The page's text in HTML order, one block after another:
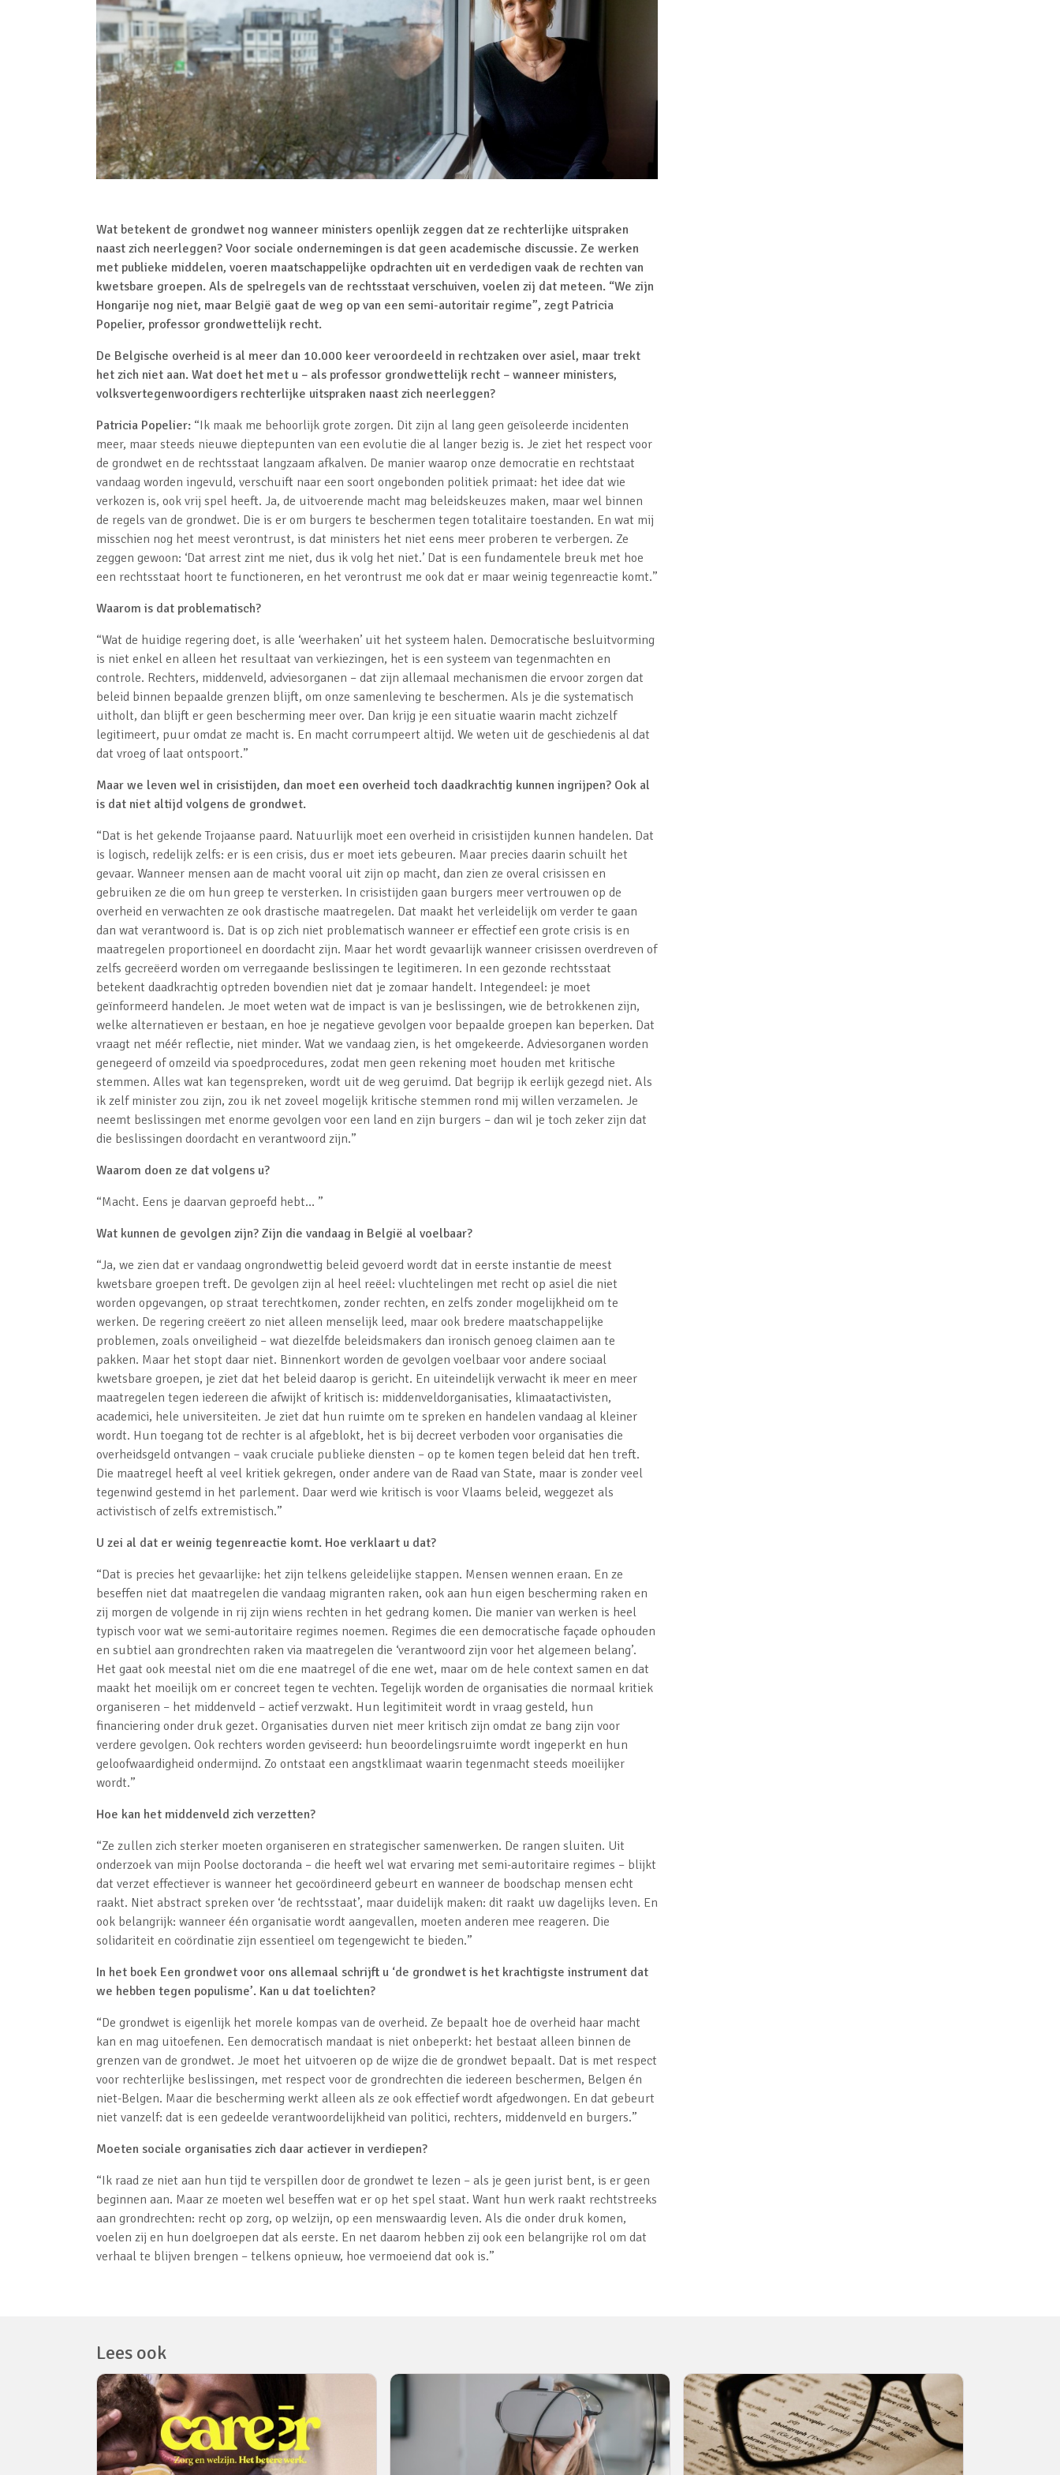
Wat betekent de grondwet nog wanneer ministers openlijk zeggen dat ze rechterlijke uitspraken
naast zich neerleggen? Voor sociale ondernemingen is dat geen academische discussie. Ze werken
met publieke middelen, voeren maatschappelijke opdrachten uit en verdedigen vaak de rechten van
kwetsbare groepen. Als de spelregels van de rechtsstaat verschuiven, voelen zij dat meteen. “We zijn
Hongarije nog niet, maar België gaat de weg op van een semi-autoritair regime”, zegt Patricia
Popelier, professor grondwettelijk recht.
De Belgische overheid is al meer dan 10.000 keer veroordeeld in rechtzaken over asiel, maar trekt
het zich niet aan. Wat doet het met u – als professor grondwettelijk recht – wanneer ministers,
volksvertegenwoordigers rechterlijke uitspraken naast zich neerleggen?
Patricia Popelier: “Ik maak me behoorlijk grote zorgen. Dit zijn al lang geen geïsoleerde incidenten
meer, maar steeds nieuwe dieptepunten van een evolutie die al langer bezig is. Je ziet het respect voor
de grondwet en de rechtsstaat langzaam afkalven. De manier waarop onze democratie en rechtstaat
vandaag worden ingevuld, verschuift naar een soort ongebonden politiek primaat: het idee dat wie
verkozen is, ook vrij spel heeft. Ja, de uitvoerende macht mag beleidskeuzes maken, maar wel binnen
de regels van de grondwet. Die is er om burgers te beschermen tegen totalitaire toestanden. En wat mij
misschien nog het meest verontrust, is dat ministers het niet eens meer proberen te verbergen. Ze
zeggen gewoon: ‘Dat arrest zint me niet, dus ik volg het niet.’ Dat is een fundamentele breuk met hoe
een rechtsstaat hoort te functioneren, en het verontrust me ook dat er maar weinig tegenreactie komt.”
Waarom is dat problematisch?
“Wat de huidige regering doet, is alle ‘weerhaken’ uit het systeem halen. Democratische besluitvorming
is niet enkel en alleen het resultaat van verkiezingen, het is een systeem van tegenmachten en
controle. Rechters, middenveld, adviesorganen – dat zijn allemaal mechanismen die ervoor zorgen dat
beleid binnen bepaalde grenzen blijft, om onze samenleving te beschermen. Als je die systematisch
uitholt, dan blijft er geen bescherming meer over. Dan krijg je een situatie waarin macht zichzelf
legitimeert, puur omdat ze macht is. En macht corrumpeert altijd. We weten uit de geschiedenis al dat
dat vroeg of laat ontspoort.”
Maar we leven wel in crisistijden, dan moet een overheid toch daadkrachtig kunnen ingrijpen? Ook al
is dat niet altijd volgens de grondwet.
“Dat is het gekende Trojaanse paard. Natuurlijk moet een overheid in crisistijden kunnen handelen. Dat
is logisch, redelijk zelfs: er is een crisis, dus er moet iets gebeuren. Maar precies daarin schuilt het
gevaar. Wanneer mensen aan de macht vooral uit zijn op macht, dan zien ze overal crisissen en
gebruiken ze die om hun greep te versterken. In crisistijden gaan burgers meer vertrouwen op de
overheid en verwachten ze ook drastische maatregelen. Dat maakt het verleidelijk om verder te gaan
dan wat verantwoord is. Dat is op zich niet problematisch wanneer er effectief een grote crisis is en
maatregelen proportioneel en doordacht zijn. Maar het wordt gevaarlijk wanneer crisissen overdreven of
zelfs gecreëerd worden om verregaande beslissingen te legitimeren. In een gezonde rechtsstaat
betekent daadkrachtig optreden bovendien niet dat je zomaar handelt. Integendeel: je moet
geïnformeerd handelen. Je moet weten wat de impact is van je beslissingen, wie de betrokkenen zijn,
welke alternatieven er bestaan, en hoe je negatieve gevolgen voor bepaalde groepen kan beperken. Dat
vraagt net méér reflectie, niet minder. Wat we vandaag zien, is het omgekeerde. Adviesorganen worden
genegeerd of omzeild via spoedprocedures, zodat men geen rekening moet houden met kritische
stemmen. Alles wat kan tegenspreken, wordt uit de weg geruimd. Dat begrijp ik eerlijk gezegd niet. Als
ik zelf minister zou zijn, zou ik net zoveel mogelijk kritische stemmen rond mij willen verzamelen. Je
neemt beslissingen met enorme gevolgen voor een land en zijn burgers – dan wil je toch zeker zijn dat
die beslissingen doordacht en verantwoord zijn.”
Waarom doen ze dat volgens u?
“Macht. Eens je daarvan geproefd hebt… ”
Wat kunnen de gevolgen zijn? Zijn die vandaag in België al voelbaar?
“Ja, we zien dat er vandaag ongrondwettig beleid gevoerd wordt dat in eerste instantie de meest
kwetsbare groepen treft. De gevolgen zijn al heel reëel: vluchtelingen met recht op asiel die niet
worden opgevangen, op straat terechtkomen, zonder rechten, en zelfs zonder mogelijkheid om te
werken. De regering creëert zo niet alleen menselijk leed, maar ook bredere maatschappelijke
problemen, zoals onveiligheid – wat diezelfde beleidsmakers dan ironisch genoeg claimen aan te
pakken. Maar het stopt daar niet. Binnenkort worden de gevolgen voelbaar voor andere sociaal
kwetsbare groepen, je ziet dat het beleid daarop is gericht. En uiteindelijk verwacht ik meer en meer
maatregelen tegen iedereen die afwijkt of kritisch is: middenveldorganisaties, klimaatactivisten,
academici, hele universiteiten. Je ziet dat hun ruimte om te spreken en handelen vandaag al kleiner
wordt. Hun toegang tot de rechter is al afgeblokt, het is bij decreet verboden voor organisaties die
overheidsgeld ontvangen – vaak cruciale publieke diensten – op te komen tegen beleid dat hen treft.
Die maatregel heeft al veel kritiek gekregen, onder andere van de Raad van State, maar is zonder veel
tegenwind gestemd in het parlement. Daar werd wie kritisch is voor Vlaams beleid, weggezet als
activistisch of zelfs extremistisch.”
U zei al dat er weinig tegenreactie komt. Hoe verklaart u dat?
“Dat is precies het gevaarlijke: het zijn telkens geleidelijke stappen. Mensen wennen eraan. En ze
beseffen niet dat maatregelen die vandaag migranten raken, ook aan hun eigen bescherming raken en
zij morgen de volgende in rij zijn wiens rechten in het gedrang komen. Die manier van werken is heel
typisch voor wat we semi-autoritaire regimes noemen. Regimes die een democratische façade ophouden
en subtiel aan grondrechten raken via maatregelen die ‘verantwoord zijn voor het algemeen belang’.
Het gaat ook meestal niet om die ene maatregel of die ene wet, maar om de hele context samen en dat
maakt het moeilijk om er concreet tegen te vechten. Tegelijk worden de organisaties die normaal kritiek
organiseren – het middenveld – actief verzwakt. Hun legitimiteit wordt in vraag gesteld, hun
financiering onder druk gezet. Organisaties durven niet meer kritisch zijn omdat ze bang zijn voor
verdere gevolgen. Ook rechters worden geviseerd: hun beoordelingsruimte wordt ingeperkt en hun
geloofwaardigheid ondermijnd. Zo ontstaat een angstklimaat waarin tegenmacht steeds moeilijker
wordt.”
Hoe kan het middenveld zich verzetten?
“Ze zullen zich sterker moeten organiseren en strategischer samenwerken. De rangen sluiten. Uit
onderzoek van mijn Poolse doctoranda – die heeft wel wat ervaring met semi-autoritaire regimes – blijkt
dat verzet effectiever is wanneer het gecoördineerd gebeurt en wanneer de boodschap mensen echt
raakt. Niet abstract spreken over ‘de rechtsstaat’, maar duidelijk maken: dit raakt uw dagelijks leven. En
ook belangrijk: wanneer één organisatie wordt aangevallen, moeten anderen mee reageren. Die
solidariteit en coördinatie zijn essentieel om tegengewicht te bieden.”
In het boek Een grondwet voor ons allemaal schrijft u ‘de grondwet is het krachtigste instrument dat
we hebben tegen populisme’. Kan u dat toelichten?
“De grondwet is eigenlijk het morele kompas van de overheid. Ze bepaalt hoe de overheid haar macht
kan en mag uitoefenen. Een democratisch mandaat is niet onbeperkt: het bestaat alleen binnen de
grenzen van de grondwet. Je moet het uitvoeren op de wijze die de grondwet bepaalt. Dat is met respect
voor rechterlijke beslissingen, met respect voor de grondrechten die iedereen beschermen, Belgen én
niet-Belgen. Maar die bescherming werkt alleen als ze ook effectief wordt afgedwongen. En dat gebeurt
niet vanzelf: dat is een gedeelde verantwoordelijkheid van politici, rechters, middenveld en burgers.”
Moeten sociale organisaties zich daar actiever in verdiepen?
“Ik raad ze niet aan hun tijd te verspillen door de grondwet te lezen – als je geen jurist bent, is er geen
beginnen aan. Maar ze moeten wel beseffen wat er op het spel staat. Want hun werk raakt rechtstreeks
aan grondrechten: recht op zorg, op welzijn, op een menswaardig leven. Als die onder druk komen,
voelen zij en hun doelgroepen dat als eerste. En net daarom hebben zij ook een belangrijke rol om dat
verhaal te blijven brengen – telkens opnieuw, hoe vermoeiend dat ook is.”
Lees ook